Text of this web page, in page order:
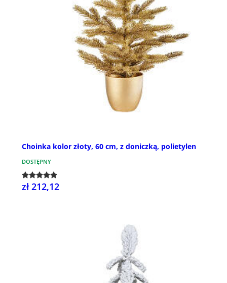
Choinka kolor złoty, 60 cm, z doniczką, polietylen
DOSTĘPNY
zł 212,12